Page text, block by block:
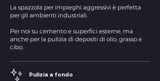
La spazzola per impieghi aggressivi è perfetta
per gli ambienti industriali.
Per noi su cemento e superfici esterne, ma
anche per la pulizia di depositi di olio, grasso e
cibo.
Pulizia a fondo